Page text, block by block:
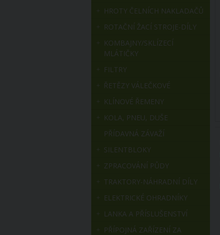
HROTY ČELNÍCH NAKLADAČŮ
ROTAČNÍ ŽACÍ STROJE-DÍLY
KOMBAJNY/SKLÍZECÍ
MLÁTIČKY
FILTRY
ŘETĚZY VÁLEČKOVÉ
KLÍNOVÉ ŘEMENY
KOLA, PNEU, DUŠE
PŘÍDAVNÁ ZÁVAŽÍ
SILENTBLOKY
ZPRACOVÁNÍ PŮDY
TRAKTORY-NÁHRADNÍ DÍLY
ELEKTRICKÉ OHRADNÍKY
LANKA A PŘÍSLUŠENSTVÍ
PŘÍPOJNÁ ZAŘÍZENÍ ZA